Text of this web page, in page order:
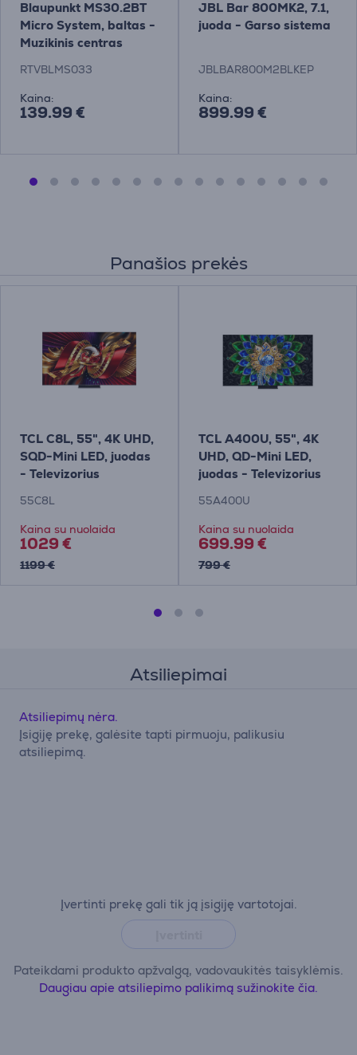
Blaupunkt MS30.2BT
Micro System, baltas -
Muzikinis centras
RTVBLMS033
Kaina:
139.99 €
JBL Bar 800MK2, 7.1,
juoda - Garso sistema
JBLBAR800M2BLKEP
Kaina:
899.99 €
Panašios prekės
TCL C8L, 55", 4K UHD,
SQD-Mini LED, juodas
- Televizorius
55C8L
Kaina su nuolaida
1029 €
1199 €
TCL A400U, 55", 4K
UHD, QD-Mini LED,
juodas - Televizorius
55A400U
Kaina su nuolaida
699.99 €
799 €
Atsiliepimai
Įvertinti prekę gali tik ją įsigiję vartotojai.
Pateikdami produkto apžvalgą, vadovaukitės taisyklėmis.
Daugiau apie atsiliepimo palikimą sužinokite čia.
Atsiliepimų nėra.
Įsigiję prekę, galėsite tapti pirmuoju, palikusiu
atsiliepimą.